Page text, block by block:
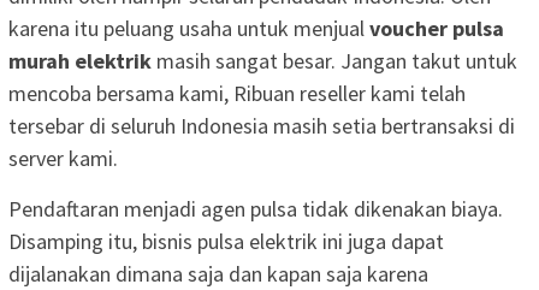
karena itu peluang usaha untuk menjualvoucher pulsa
murah elektrik masih sangat besar. Jangan takut untuk
mencoba bersama kami, Ribuan reseller kami telah
tersebar di seluruh Indonesia masih setia bertransaksi di
server kami.
Pendaftaran menjadi agen pulsa tidak dikenakan biaya.
Disamping itu, bisnis pulsa elektrik ini juga dapat
dijalanakan dimana saja dan kapan saja karena